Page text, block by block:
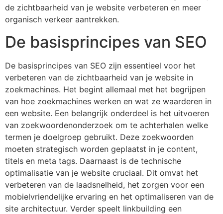
de zichtbaarheid van je website verbeteren en meer
organisch verkeer aantrekken.
De basisprincipes van SEO
De basisprincipes van SEO zijn essentieel voor het
verbeteren van de zichtbaarheid van je website in
zoekmachines. Het begint allemaal met het begrijpen
van hoe zoekmachines werken en wat ze waarderen in
een website. Een belangrijk onderdeel is het uitvoeren
van zoekwoordenonderzoek om te achterhalen welke
termen je doelgroep gebruikt. Deze zoekwoorden
moeten strategisch worden geplaatst in je content,
titels en meta tags. Daarnaast is de technische
optimalisatie van je website cruciaal. Dit omvat het
verbeteren van de laadsnelheid, het zorgen voor een
mobielvriendelijke ervaring en het optimaliseren van de
site architectuur. Verder speelt linkbuilding een